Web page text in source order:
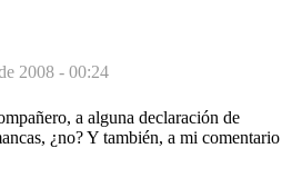
2008 - 00:24
a alguna declaración de
¿no? Y también, a mi comentario